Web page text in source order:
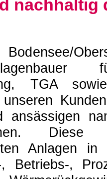
nachhaltig
TGA
ansässigen
Anlagen
, Betriebs-,